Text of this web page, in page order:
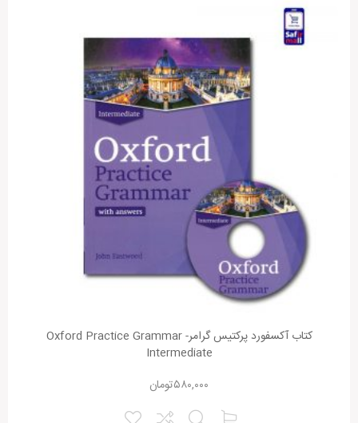
کتاب آکسفورد پرکتیس گرامر- Oxford Practice Grammar
Intermediate
تومان۵۸۰,۰۰۰